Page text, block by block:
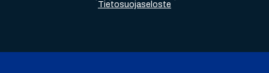
Tietosuojaseloste